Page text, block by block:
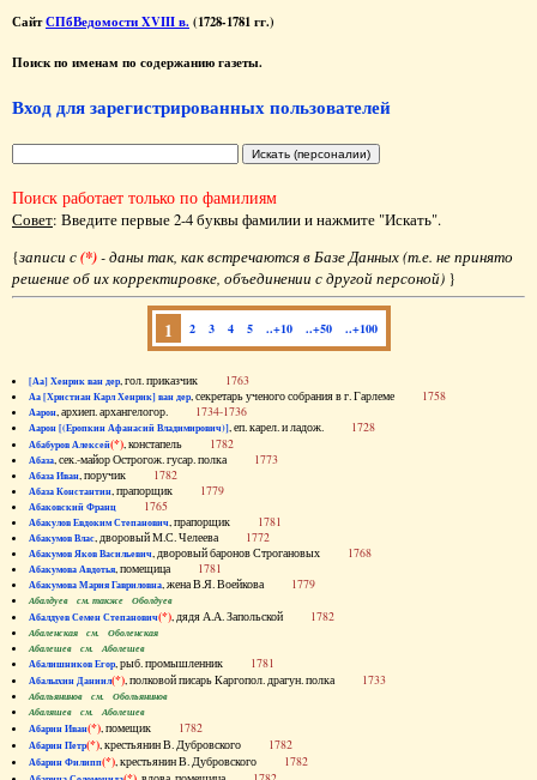
СайтСПбВедомости XVIII в. (1728-1781 гг.)
Поиск по именам по содержанию газеты.
Вход для зарегистрированных пользователей
Поиск работает только по фамилиям
Совет: Введите первые 2-4 буквы фамилии и нажмите "Искать".
{записи с(*)- даны так, как встречаются в Базе Данных (т.е. не принято
решение об их корректировке, объединении с другой персоной) }
1 2 3 4 5 ..+10 ..+50 ..+100
[Аа] Хенрик ван дер, гол. приказчик 1763
Аа [Христиан Карл Хенрик] ван дер, секретарь ученого собрания в г. Гарлеме 1758
Аарон, архиеп. архангелогор. 1734-1736
Аарон [(Еропкин Афанасий Владимирович)], еп. карел. и ладож. 1728
Абабуров Алексей(*), констапель 1782
Абаза, сек.-майор Острогож. гусар. полка 1773
Абаза Иван, поручик 1782
Абаза Константин, прапорщик 1779
Абаковский Франц 1765
Абакулов Евдоким Степанович, прапорщик 1781
Абакумов Влас, дворовый М.С. Челеева 1772
Абакумов Яков Васильевич, дворовый баронов Строгановых 1768
Абакумова Авдотья, помещица 1781
Абакумова Мария Гавриловна, жена В.Я. Воейкова 1779
Абалдуев см. также Оболдуев
Абалдуев Семен Степанович(*), дядя А.А. Запольской 1782
Абаленская см. Оболенская
Абалешев см. Аболешев
Абалишников Егор, рыб. промышленник 1781
Абалыхин Даниил(*), полковой писарь Каргопол. драгун. полка 1733
Абальянинов см. Обольянинов
Абаляшев см. Аболешев
Абарин Иван(*), помещик 1782
Абарин Петр(*), крестьянин В. Дубровского 1782
Абарин Филипп(*), крестьянин В. Дубровского 1782